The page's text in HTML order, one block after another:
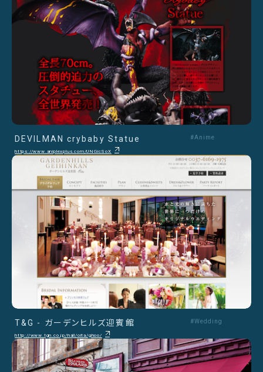
DEVILMAN crybaby Statue
https://www.aniplexplus.com/UNGicSoX
#Anime
T&G - ガーデンヒルズ迎賓館
http://www.tgn.co.jp/hall/oita/ghoo/
#Wedding